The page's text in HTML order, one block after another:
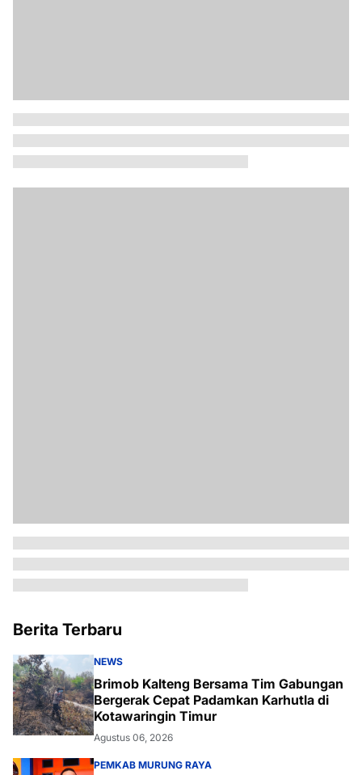
Berita Terbaru
NEWS
Brimob Kalteng Bersama Tim Gabungan
Bergerak Cepat Padamkan Karhutla di
Kotawaringin Timur
Agustus 06, 2026
PEMKAB MURUNG RAYA